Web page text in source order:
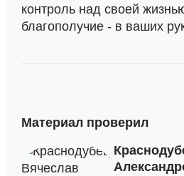
контроль над своей
благополучие - в ваших
Материал проверил